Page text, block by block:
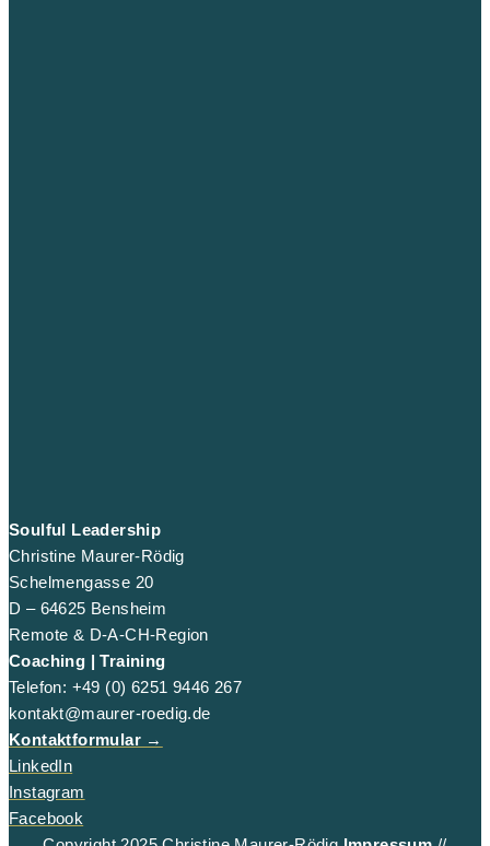
Soulful Leadership
Christine Maurer-Rödig
Schelmengasse 20
D – 64625 Bensheim
Remote & D-A-CH-Region
Coaching | Training
Telefon: +49 (0) 6251 9446 267
kontakt@maurer-roedig.de
Kontaktformular →
LinkedIn
Instagram
Facebook